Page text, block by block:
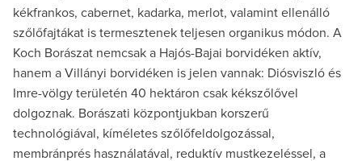
kékfrankos, cabernet, kadarka, merlot, valamint ellenálló
szőlőfajtákat is termesztenek teljesen organikus módon. A
Koch Borászat nemcsak a Hajós-Bajai borvidéken aktív,
hanem a Villányi borvidéken is jelen vannak: Diósviszló és
Imre-völgy területén 40 hektáron csak kékszőlővel
dolgoznak. Borászati központjukban korszerű
technológiával, kíméletes szőlőfeldolgozással,
membránprés használatával, reduktív mustkezeléssel, a